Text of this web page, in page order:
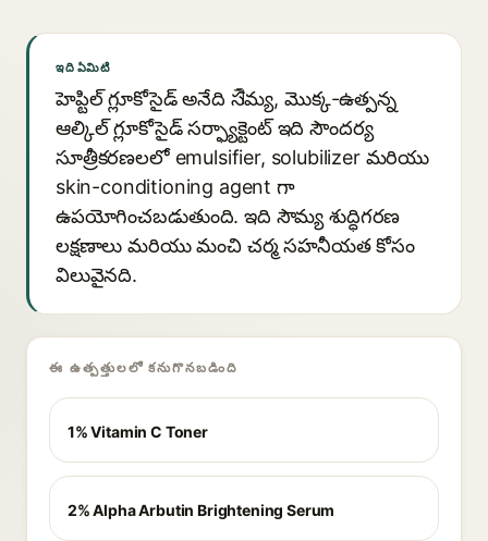
ఇది ఏమిటి
హెప్టిల్ గ్లూకోసైడ్ అనేది సौమ్య, మొక్క-ఉత్పన్న
ఆల్కిల్ గ్లూకోసైడ్ సర్ఫ్యాక్టెంట్ ఇది సౌందర్య
సూత్రీకరణలలో emulsifier, solubilizer మరియు
skin-conditioning agent గా
ఉపయోగించబడుతుంది. ఇది సౌమ్య శుద్ధిగరణ
లక్షణాలు మరియు మంచి చర్మ సహనీయత కోసం
విలువైనది.
ఈ ఉత్పత్తులలో కనుగొనబడింది
1% Vitamin C Toner
2% Alpha Arbutin Brightening Serum